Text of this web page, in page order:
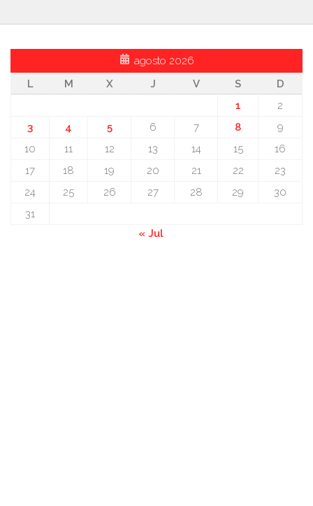
agosto 2026
L
M X J V S
D
1
2
3
4 5 6 7 8
9
10
11 12 13 14 15
16
17
18 19 20 21 22
23
24
25 26 27 28 29
30
31
« Jul